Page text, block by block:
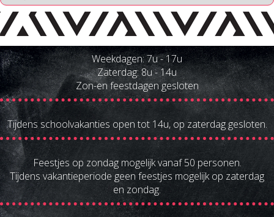
Weekdagen: 7u - 17u
Zaterdag: 8u - 14u
Zon-en feestdagen gesloten
Tijdens schoolvakanties open tot 14u, op zaterdag gesloten.
Feestjes op zondag mogelijk vanaf 50 personen.
Tijdens vakantieperiode geen feestjes mogelijk op zaterdag
en zondag.